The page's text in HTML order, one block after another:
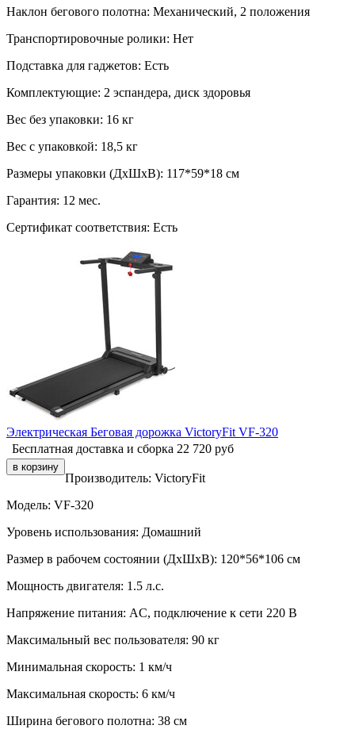
Наклон бегового полотна: Механический, 2 положения
Транспортировочные ролики: Нет
Подставка для гаджетов: Есть
Комплектующие: 2 эспандера, диск здоровья
Вес без упаковки: 16 кг
Вес с упаковкой: 18,5 кг
Размеры упаковки (ДxШxВ): 117*59*18 см
Гарантия: 12 мес.
Сертификат соответствия: Есть
Электрическая Беговая дорожка VictoryFit VF-320
Бесплатная доставка и сборка 22 720 руб
Производитель: VictoryFit
Модель: VF-320
Уровень использования: Домашний
Размер в рабочем состоянии (ДxШxВ): 120*56*106 см
Мощность двигателя: 1.5 л.с.
Напряжение питания: AC, подключение к сети 220 В
Максимальный вес пользователя: 90 кг
Минимальная скорость: 1 км/ч
Максимальная скорость: 6 км/ч
Ширина бегового полотна: 38 см